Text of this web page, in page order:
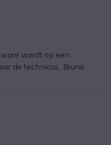
wordt op een
de technicus...Bruno.